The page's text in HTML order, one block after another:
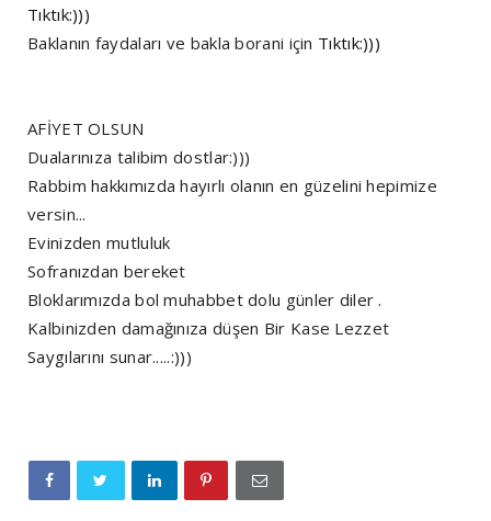
Tıktık:)))
Baklanın faydaları ve bakla borani için Tıktık:)))
AFİYET OLSUN
Dualarınıza talibim dostlar:)))
Rabbim hakkımızda hayırlı olanın en güzelini hepimize
versin...
Evinizden mutluluk
Sofranızdan bereket
Bloklarımızda bol muhabbet dolu günler diler .
Kalbinizden damağınıza düşen Bir Kase Lezzet
Saygılarını sunar.....:)))